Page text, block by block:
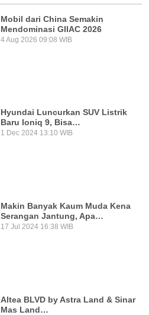
Mobil dari China Semakin
Mendominasi GIIAC 2026
4 Aug 2026 09:08 WIB
Hyundai Luncurkan SUV Listrik
Baru Ioniq 9, Bisa…
1 Dec 2024 13:10 WIB
Makin Banyak Kaum Muda Kena
Serangan Jantung, Apa…
17 Jul 2024 16:38 WIB
Altea BLVD by Astra Land & Sinar
Mas Land…